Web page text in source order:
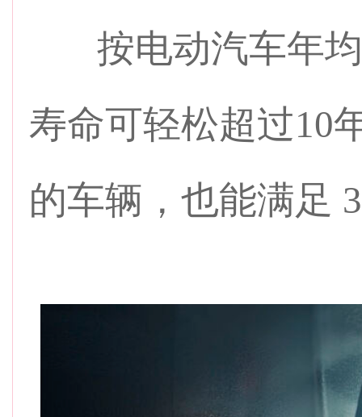
按电动汽车年均
寿命可轻松超过10
的车辆，也能满足